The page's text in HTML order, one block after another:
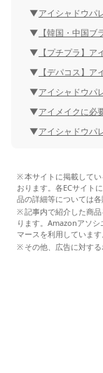
アイシャドウパ
【韓国・中国
【プチプラ】
【デパコス】
アイシャドウパ
アイメイクに必
アイシャドウパ
本サイトに掲載して
おります。各ECサイト
品の詳細等については
記事内で紹介した商
ります。Amazonアソ
マースを利用しています
その他、広告に対す